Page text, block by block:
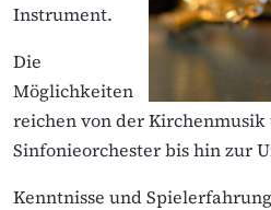
Instrument.
Die
Möglichkeiten
reichen von der Kirchenmusik
Sinfonieorchester bis hin zur
Kenntnisse und